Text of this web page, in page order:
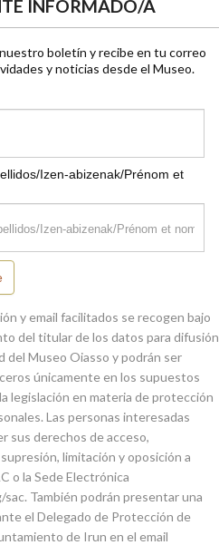
INFORMADO/A
boletín y recibe en tu correo
y noticias desde el Museo.
Izen-abizenak/Prénom et
y email facilitados se recogen bajo
del titular de los datos para difusión
del Museo Oiasso y podrán ser
únicamente en los supuestos
legislación en materia de protección
Las personas interesadas
sus derechos de acceso,
limitación y oposición a
o la Sede Electrónica
También podrán presentar una
el Delegado de Protección de
de Irun en el email